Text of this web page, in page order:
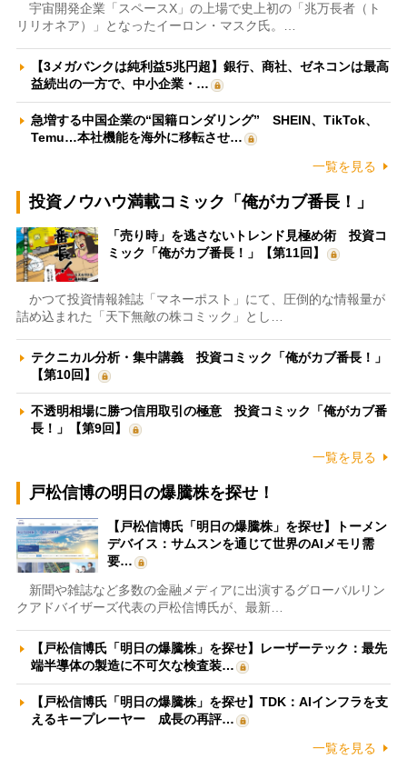
宇宙開発企業「スペースX」の上場で史上初の「兆万長者（ト
リリオネア）」となったイーロン・マスク氏。…
【3メガバンクは純利益5兆円超】銀行、商社、ゼネコンは最高
益続出の一方で、中小企業・…
急増する中国企業の“国籍ロンダリング” SHEIN、TikTok、
Temu…本社機能を海外に移転させ…
一覧を見る
投資ノウハウ満載コミック「俺がカブ番長！」
「売り時」を逃さないトレンド見極め術 投資コ
ミック「俺がカブ番長！」【第11回】
かつて投資情報雑誌「マネーポスト」にて、圧倒的な情報量が
詰め込まれた「天下無敵の株コミック」とし…
テクニカル分析・集中講義 投資コミック「俺がカブ番長！」
【第10回】
不透明相場に勝つ信用取引の極意 投資コミック「俺がカブ番
長！」【第9回】
一覧を見る
戸松信博の明日の爆騰株を探せ！
【戸松信博氏「明日の爆騰株」を探せ】トーメン
デバイス：サムスンを通じて世界のAIメモリ需
要…
新聞や雑誌など多数の金融メディアに出演するグローバルリン
クアドバイザーズ代表の戸松信博氏が、最新…
【戸松信博氏「明日の爆騰株」を探せ】レーザーテック：最先
端半導体の製造に不可欠な検査装…
【戸松信博氏「明日の爆騰株」を探せ】TDK：AIインフラを支
えるキープレーヤー 成長の再評…
一覧を見る